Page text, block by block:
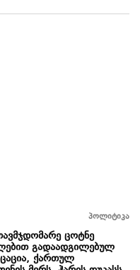
პოლიტიკა
ცოტნე
გადაადგილებულ
ქართულ